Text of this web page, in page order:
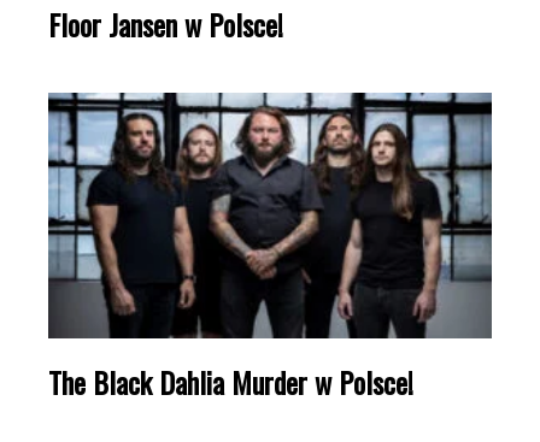
Floor Jansen w Polsce!
The Black Dahlia Murder w Polsce!